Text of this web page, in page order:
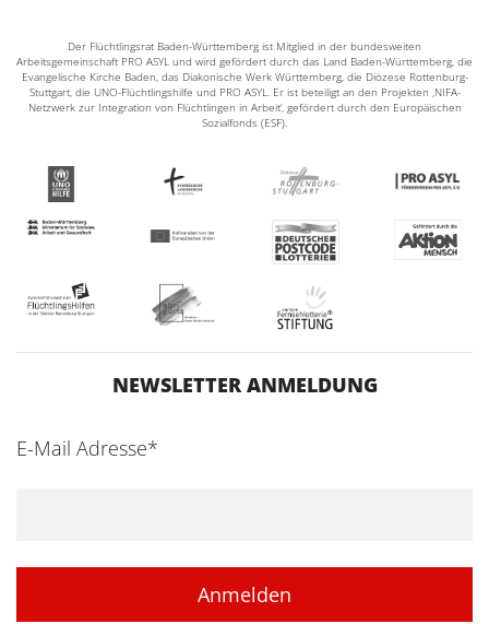
Der Flüchtlingsrat Baden-Württemberg ist Mitglied in der bundesweiten
Arbeitsgemeinschaft PRO ASYL und wird gefördert durch das Land Baden-Württemberg, die
Evangelische Kirche Baden, das Diakonische Werk Württemberg, die Diözese Rottenburg-
Stuttgart, die UNO-Flüchtlingshilfe und PRO ASYL. Er ist beteiligt an den Projekten ‚NIFA-
Netzwerk zur Integration von Flüchtlingen in Arbeit‘, gefördert durch den Europäischen
Sozialfonds (ESF).
NEWSLETTER ANMELDUNG
E-Mail Adresse*